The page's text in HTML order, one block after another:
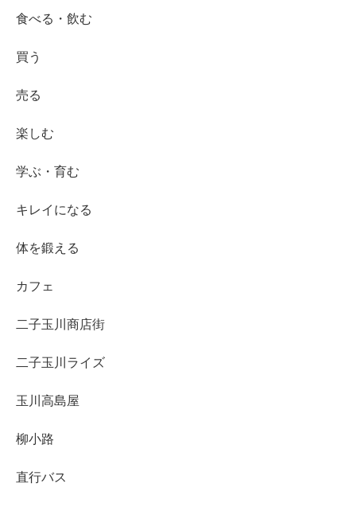
食べる・飲む
買う
売る
楽しむ
学ぶ・育む
キレイになる
体を鍛える
カフェ
二子玉川商店街
二子玉川ライズ
玉川高島屋
柳小路
直行バス